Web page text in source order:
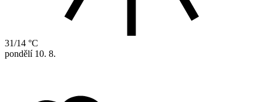
31/14 °C
pondělí 10. 8.